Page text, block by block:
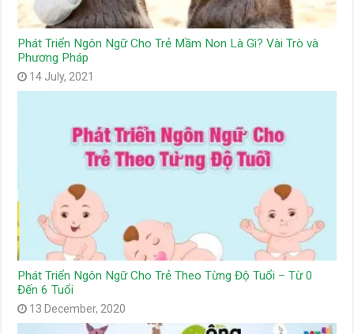
Phát Triển Ngôn Ngữ Cho Trẻ Mầm Non Là Gì? Vài Trò và
Phương Pháp
14 July, 2021
Phát Triển Ngôn Ngữ Cho Trẻ Theo Từng Độ Tuổi – Từ 0
Đến 6 Tuổi
13 December, 2020